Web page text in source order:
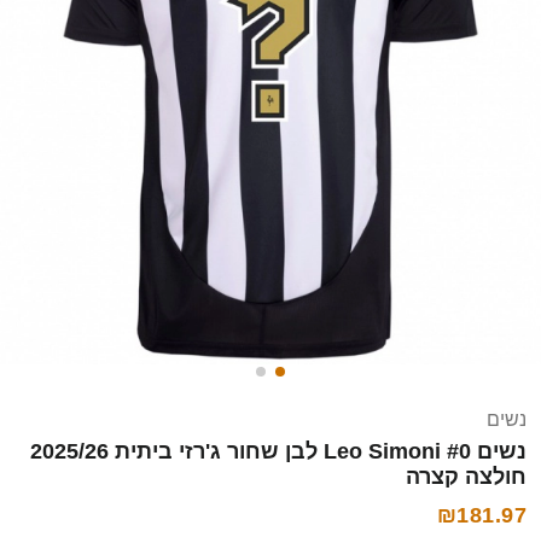
נשים
נשים Leo Simoni #0 לבן שחור ג'רזי ביתית 2025/26
חולצה קצרה
₪181.97